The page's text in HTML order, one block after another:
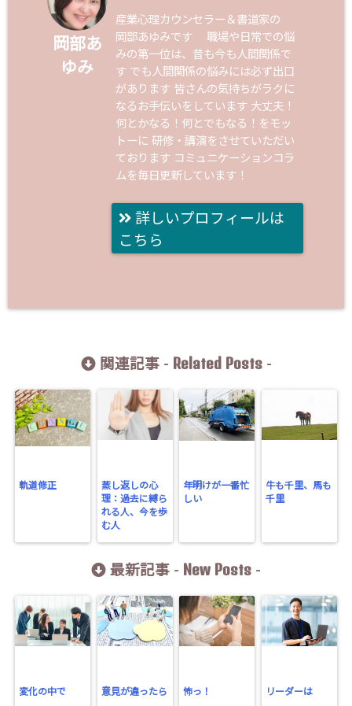
岡部あ
ゆみ
産業心理カウンセラー＆書道家の
岡部あゆみです 職場や日常での悩
みの第一位は、昔も今も人間関係で
す でも人間関係の悩みには必ず出口
があります 皆さんの気持ちがラクに
なるお手伝いをしています 大丈夫！
何とかなる！何とでもなる！をモッ
トーに 研修・講演をさせていただい
ております コミュニケーションコラ
ムを毎日更新しています！
詳しいプロフィールは
こちら
関連記事 - Related Posts-
軌道修正
蒸し返しの心
理：過去に縛ら
れる人、今を歩
む人
年明けが一番忙
しい
牛も千里、馬も
千里
最新記事 - New Posts -
変化の中で 意見が違ったら 怖っ！ リーダーは